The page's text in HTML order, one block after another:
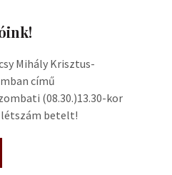
Mihály Krisztus-
című
(08.30.)13.30-kor
létszám betelt!